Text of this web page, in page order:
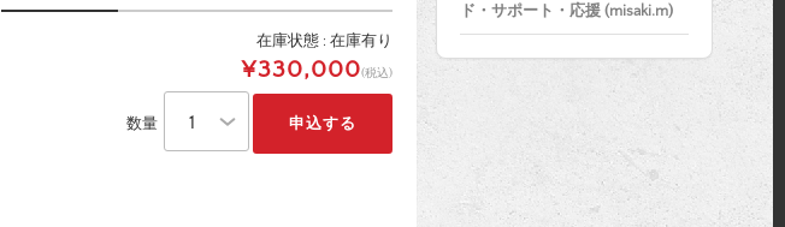
在庫状態 : 在庫有り
¥330,000(税込)
数量
ド・サポート・応援 (misaki.m)